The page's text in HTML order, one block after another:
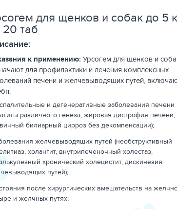
для щенков и собак до 5
20 таб
к применению: Урсогем для щенков и
для профилактики и лечения комплексных
печени и желчевыводящих путей,
и дегенеративные заболевания печени
различного генеза, жировая дистрофия печени,
билиарный цирроз без декомпенсации);
желчевыводящих путей (необструктивный
холангит, внутрипеченочный холестаз,
хронический холецистит, дискинезия
путей);
после хирургических вмешательств на
и желчных путях;